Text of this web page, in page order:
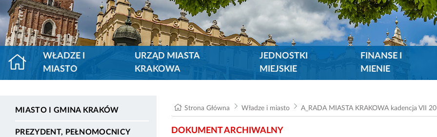
WŁADZE I
MIASTO
URZĄD MIASTA
KRAKOWA
JEDNOSTKI
MIEJSKIE
FINANSE I
MIENIE
MIASTO I GMINA KRAKÓW
PREZYDENT, PEŁNOMOCNICY
Strona Główna Władze i miasto A_RADA MIASTA KRAKOWA kadencja VII
DOKUMENT ARCHIWALNY